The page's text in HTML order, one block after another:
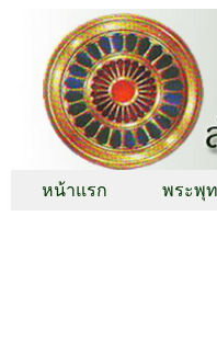
หน้าแรก พระพุ